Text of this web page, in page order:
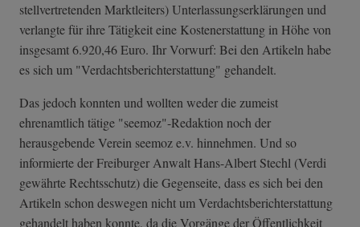
stellvertretenden Marktleiters) Unterlassungserklärungen und
verlangte für ihre Tätigkeit eine Kostenerstattung in Höhe von
insgesamt 6.920,46 Euro. Ihr Vorwurf: Bei den Artikeln habe
es sich um "Verdachtsberichterstattung" gehandelt.
Das jedoch konnten und wollten weder die zumeist
ehrenamtlich tätige "seemoz"-Redaktion noch der
herausgebende Verein seemoz e.v. hinnehmen. Und so
informierte der Freiburger Anwalt Hans-Albert Stechl (Verdi
gewährte Rechtsschutz) die Gegenseite, dass es sich bei den
Artikeln schon deswegen nicht um Verdachtsberichterstattung
gehandelt haben konnte, da die Vorgänge der Öffentlichkeit